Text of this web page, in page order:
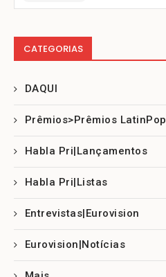
CATEGORIAS
DAQUI
Prêmios>Prêmios LatinPop
Habla Pri|Lançamentos
Habla Pri|Listas
Entrevistas|Eurovision
Eurovision|Notícias